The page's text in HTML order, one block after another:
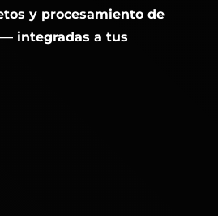
y procesamiento de
integradas a tus